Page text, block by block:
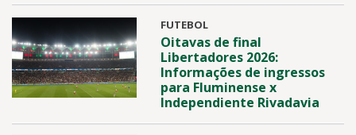
FUTEBOL
Oitavas de final
Libertadores 2026:
Informações de ingressos
para Fluminense x
Independiente Rivadavia